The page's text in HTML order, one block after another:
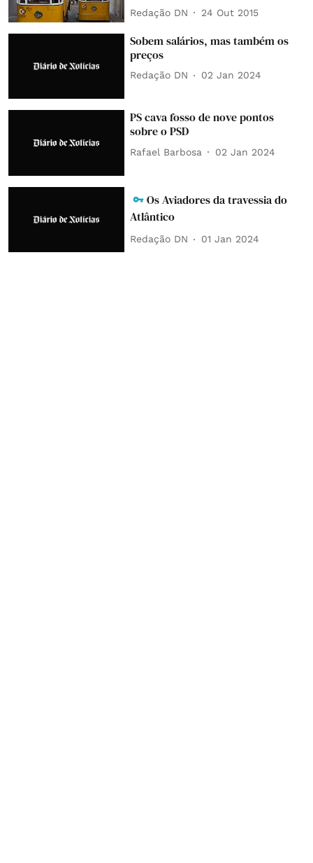
Redação DN 24 Out 2015
Sobem salários, mas também os
preços
Redação DN 02 Jan 2024
PS cava fosso de nove pontos
sobre o PSD
Rafael Barbosa 02 Jan 2024
Os Aviadores da travessia do
Atlântico
Redação DN 01 Jan 2024